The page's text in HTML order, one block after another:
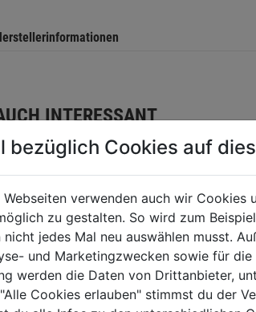
INTERESSANT
bezüglich Cookies auf
verwenden auch wir Cookies
zu gestalten. So wird zum
jedes Mal neu auswählen musst.
und Marketingzwecken sowie für
werden die Daten von Drittanbieter,
Cookies erlauben" stimmst du der